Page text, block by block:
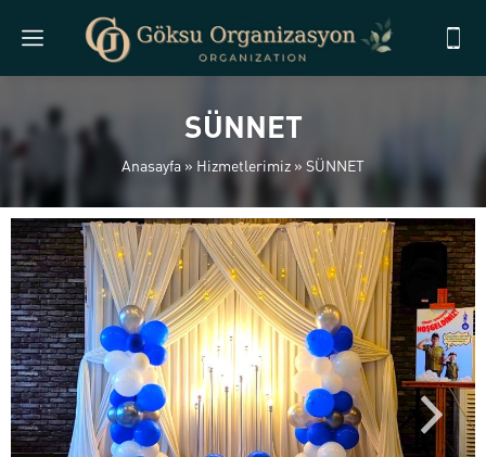
SÜNNET
Anasayfa» Hizmetlerimiz » SÜNNET